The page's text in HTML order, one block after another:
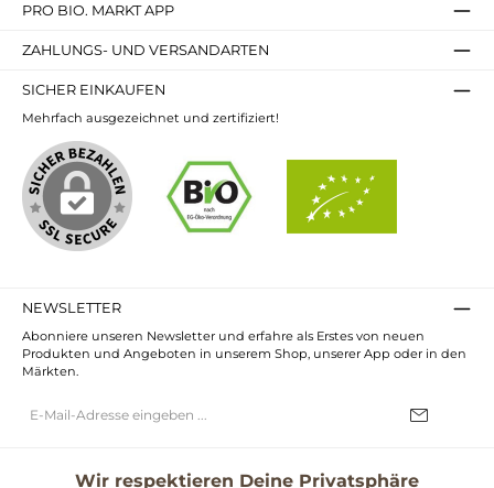
PRO BIO. MARKT APP
ZAHLUNGS- UND VERSANDARTEN
SICHER EINKAUFEN
Mehrfach ausgezeichnet und zertifiziert!
NEWSLETTER
Abonniere unseren Newsletter und erfahre als Erstes von neuen
Produkten und Angeboten in unserem Shop, unserer App oder in den
Märkten.
Mail-
Wir respektieren Deine Privatsphäre